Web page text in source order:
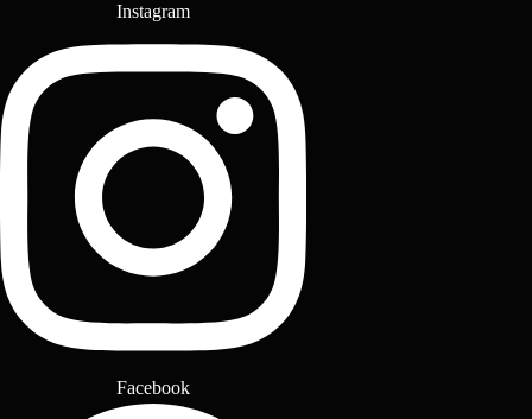
Instagram
Facebook